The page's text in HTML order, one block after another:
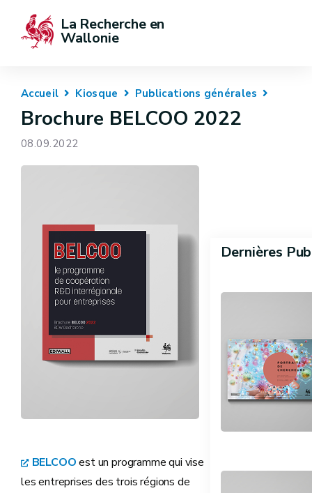
La Recherche en
Wallonie
Accueil Kiosque Publications générales
Brochure BELCOO 2022
08.09.2022
BELCOOest un programme qui vise
les entreprises des trois régions de
Dernières